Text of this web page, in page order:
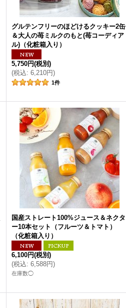
グルテンフリーのほどけるクッキー2缶
＆大人の苺ミルクのもと(苺コーディア
ル)（化粧箱入り）
5,750円(税別)
(税込: 6,210円)
1件
国産ストレート100%ジュース＆ネクタ
ー10本セット（フルーツ＆トマト）
（化粧箱入り）
6,100円(税別)
(税込: 6,588円)
在庫数◯